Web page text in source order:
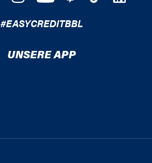
#EASYCREDITBBL
UNSERE APP